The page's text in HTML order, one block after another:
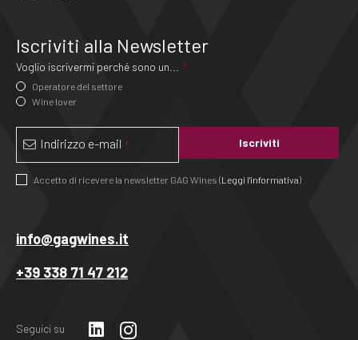
Iscriviti alla Newsletter
Voglio iscrivermi perché sono un... *
Operatore del settore
Wine lover
Indirizzo e-mail * Iscriviti
Accetto di ricevere la newsletter GAG Wines (Leggi l'informativa)
campo
essere
info@gagwines.it
+39 338 71 47 212
Seguici su